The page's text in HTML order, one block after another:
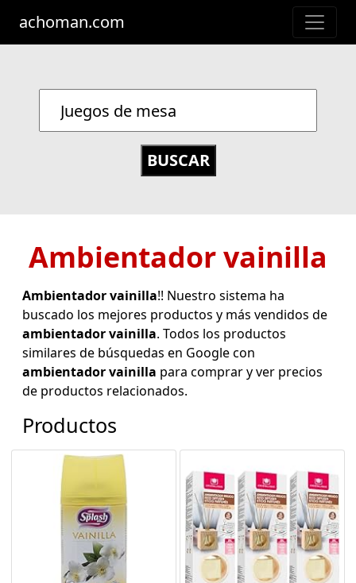
achoman.com
Ambientador vainilla
Ambientador vainilla!! Nuestro sistema ha
buscado los mejores productos y más vendidos de
ambientador vainilla. Todos los productos
similares de búsquedas en Google con
ambientador vainilla para comprar y ver precios
de productos relacionados.
Productos